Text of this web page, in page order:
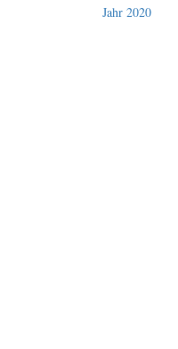
Jahr 2020